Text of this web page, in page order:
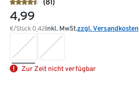
4,99
€/Stück 0,42inkl. MwSt.zzgl. Versandkosten
Zur Zeit nicht verfügbar